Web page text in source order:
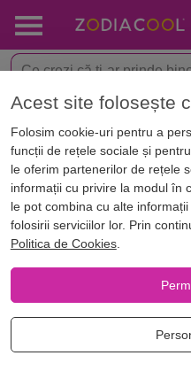
Acasă Blog Traditii
Tradiții și
cele mai mari
Domnului
Acest site folosește
Folosim cookie-uri pentru a
funcții de rețele sociale și
le oferim partenerilor de rețele
informații cu privire la modul în
le pot combina cu alte
folosirii serviciilor lor. Prin
Politica de Cookies.